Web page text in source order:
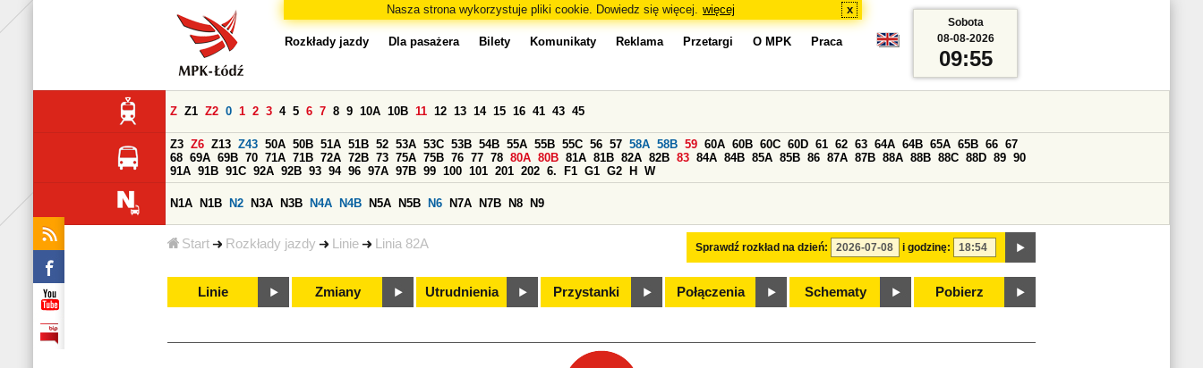
Nasza strona wykorzystuje pliki cookie. Dowiedz się więcej. więcej x
Start Rozkłady jazdy Linie Linia 82A
Rozkłady jazdy Dla pasażera Bilety Komunikaty Reklama Przetargi O MPK Praca
Sprawdź rozkład na dzień: i godzinę:
Z Z1 Z2 0 1 2 3 4 5 6 7 8 9 10A 10B 11 12 13 14 15 16 41 43 45
Z3 Z6 Z13 Z43 50A 50B 51A 51B 52 53A 53C 53B 54B 55A 55B 55C 56 57 58A 58B 59 60A 60B 60C 60D 61 62 63 64A 64B 65A 65B 66 67
68 69A 69B 70 71A 71B 72A 72B 73 75A 75B 76 77 78 80A 80B 81A 81B 82A 82B 83 84A 84B 85A 85B 86 87A 87B 88A 88B 88C 88D 89 90
91A 91B 91C 92A 92B 93 94 96 97A 97B 99 100 101 201 202 6. F1 G1 G2 H W
N1A N1B N2 N3A N3B N4A N4B N5A N5B N6 N7A N7B N8 N9
Linie Zmiany Utrudnienia Przystanki Połączenia Schematy Pobierz
Sobota
08-08-2026
09:55